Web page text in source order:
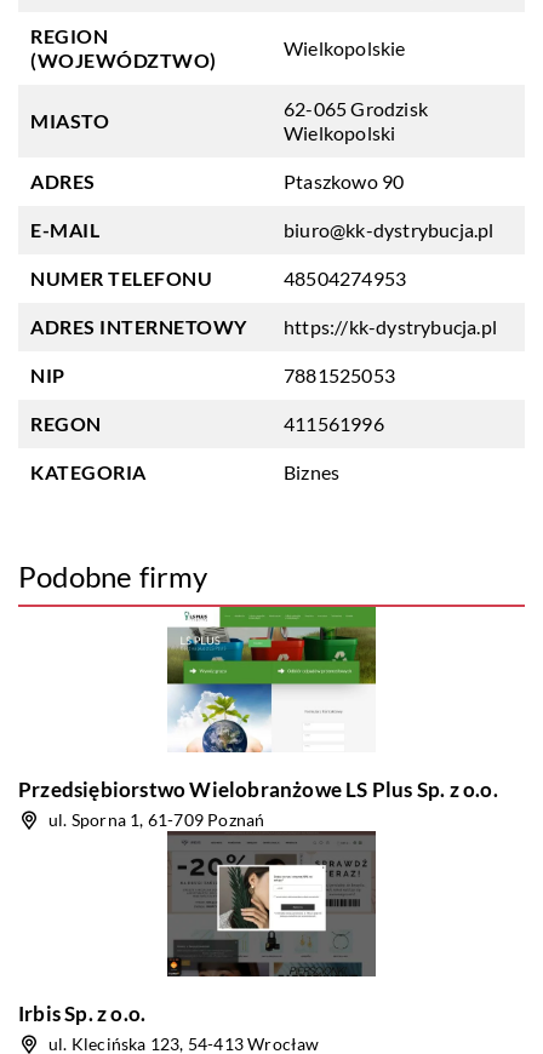
REGION
(WOJEWÓDZTWO)
Wielkopolskie
MIASTO
62-065 Grodzisk
Wielkopolski
ADRES Ptaszkowo 90
E-MAIL biuro@kk-dystrybucja.pl
NUMER TELEFONU 48504274953
ADRES INTERNETOWY https://kk-dystrybucja.pl
NIP 7881525053
REGON 411561996
KATEGORIA Biznes
Podobne firmy
Przedsiębiorstwo Wielobranżowe LS Plus Sp. z o.o.
ul. Sporna 1, 61-709 Poznań
Irbis Sp. z o.o.
ul. Klecińska 123, 54-413 Wrocław